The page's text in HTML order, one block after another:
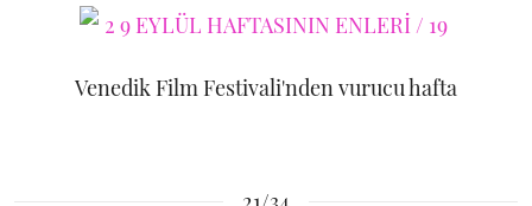
Venedik Film Festivali'nden vurucu hafta